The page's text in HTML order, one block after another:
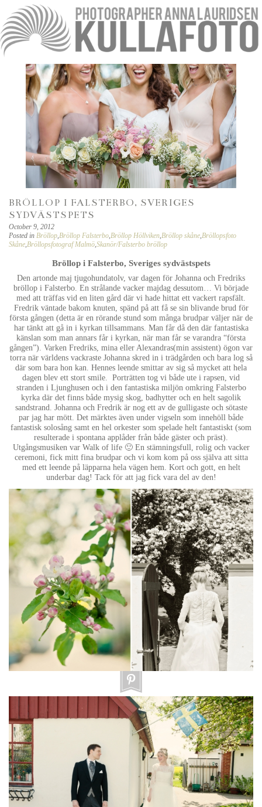
BRÖLLOP I FALSTERBO, SVERIGES
SYDVÄSTSPETS
October 9, 2012
Posted in Bröllop,Bröllop Falsterbo,Bröllop Höllviken,Bröllop skåne,Bröllopsfoto
Skåne,Bröllopsfotograf Malmö,Skanör/Falsterbo bröllop
Bröllop i Falsterbo, Sveriges sydvästspets
Den artonde maj tjugohundatolv, var dagen för Johanna och Fredriks
bröllop i Falsterbo. En strålande vacker majdag dessutom… Vi började
med att träffas vid en liten gård där vi hade hittat ett vackert rapsfält.
Fredrik väntade bakom knuten, spänd på att få se sin blivande brud för
första gången (detta är en rörande stund som många brudpar väljer när de
har tänkt att gå in i kyrkan tillsammans. Man får då den där fantastiska
känslan som man annars får i kyrkan, när man får se varandra “första
gången”). Varken Fredriks, mina eller Alexandras(min assistent) ögon var
torra när världens vackraste Johanna skred in i trädgården och bara log så
där som bara hon kan. Hennes leende smittar av sig så mycket att hela
dagen blev ett stort smile. Porträtten tog vi både ute i rapsen, vid
stranden i Ljunghusen och i den fantastiska miljön omkring Falsterbo
kyrka där det finns både mysig skog, badhytter och en helt sagolik
sandstrand. Johanna och Fredrik är nog ett av de gulligaste och sötaste
par jag har mött. Det märktes även under vigseln som innehöll både
fantastisk solosång samt en hel orkester som spelade helt fantastiskt (som
resulterade i spontana applåder från både gäster och präst).
Utgångsmusiken var Walk of life 🙂 En stämningsfull, rolig och vacker
ceremoni, fick mitt fina brudpar och vi kom kom på oss själva att sitta
med ett leende på läpparna hela vägen hem. Kort och gott, en helt
underbar dag! Tack för att jag fick vara del av den!